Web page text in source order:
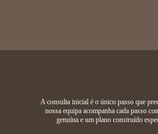
A consulta inicial é o único passo que
nossa equipa acompanha cada passo
genuína e um plano construído